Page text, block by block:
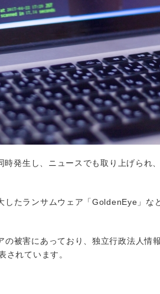
発生し、ニュースでも取り上げられ
したランサムウェア「GoldenEye」な
被害にあっており、独立行政法人情
されています。